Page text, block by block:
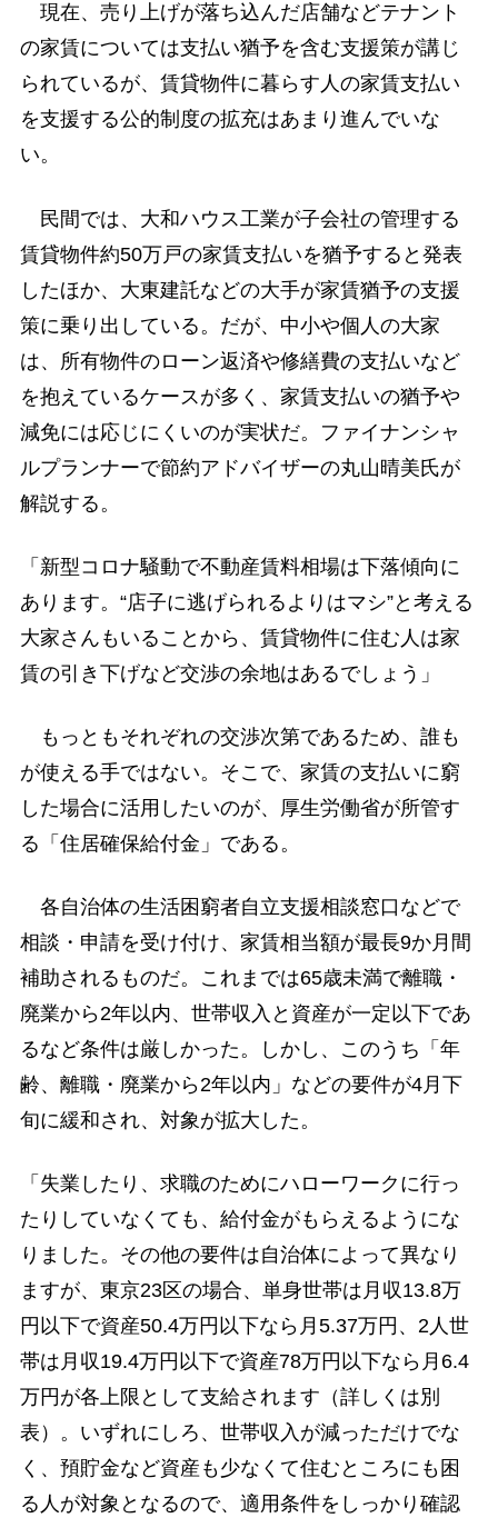
現在、売り上げが落ち込んだ店舗などテナント
の家賃については支払い猶予を含む支援策が講じ
られているが、賃貸物件に暮らす人の家賃支払い
を支援する公的制度の拡充はあまり進んでいな
い。
民間では、大和ハウス工業が子会社の管理する
賃貸物件約50万戸の家賃支払いを猶予すると発表
したほか、大東建託などの大手が家賃猶予の支援
策に乗り出している。だが、中小や個人の大家
は、所有物件のローン返済や修繕費の支払いなど
を抱えているケースが多く、家賃支払いの猶予や
減免には応じにくいのが実状だ。ファイナンシャ
ルプランナーで節約アドバイザーの丸山晴美氏が
解説する。
「新型コロナ騒動で不動産賃料相場は下落傾向に
あります。“店子に逃げられるよりはマシ”と考える
大家さんもいることから、賃貸物件に住む人は家
賃の引き下げなど交渉の余地はあるでしょう」
もっともそれぞれの交渉次第であるため、誰も
が使える手ではない。そこで、家賃の支払いに窮
した場合に活用したいのが、厚生労働省が所管す
る「住居確保給付金」である。
各自治体の生活困窮者自立支援相談窓口などで
相談・申請を受け付け、家賃相当額が最長9か月間
補助されるものだ。これまでは65歳未満で離職・
廃業から2年以内、世帯収入と資産が一定以下であ
るなど条件は厳しかった。しかし、このうち「年
齢、離職・廃業から2年以内」などの要件が4月下
旬に緩和され、対象が拡大した。
「失業したり、求職のためにハローワークに行っ
たりしていなくても、給付金がもらえるようにな
りました。その他の要件は自治体によって異なり
ますが、東京23区の場合、単身世帯は月収13.8万
円以下で資産50.4万円以下なら月5.37万円、2人世
帯は月収19.4万円以下で資産78万円以下なら月6.4
万円が各上限として支給されます（詳しくは別
表）。いずれにしろ、世帯収入が減っただけでな
く、預貯金など資産も少なくて住むところにも困
る人が対象となるので、適用条件をしっかり確認